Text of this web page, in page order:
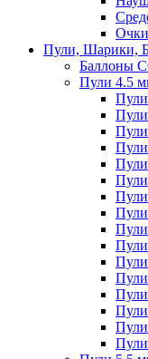
Очки
Пули, Шарики,
Баллоны
Пули 4.5